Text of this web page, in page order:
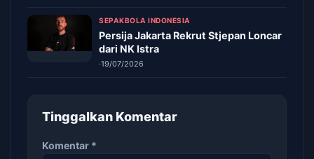
SEPAKBOLA INDONESIA
Persija Jakarta Rekrut Stjepan Loncar
dari NK Istra
·19/07/2026
Tinggalkan Komentar
Komentar *